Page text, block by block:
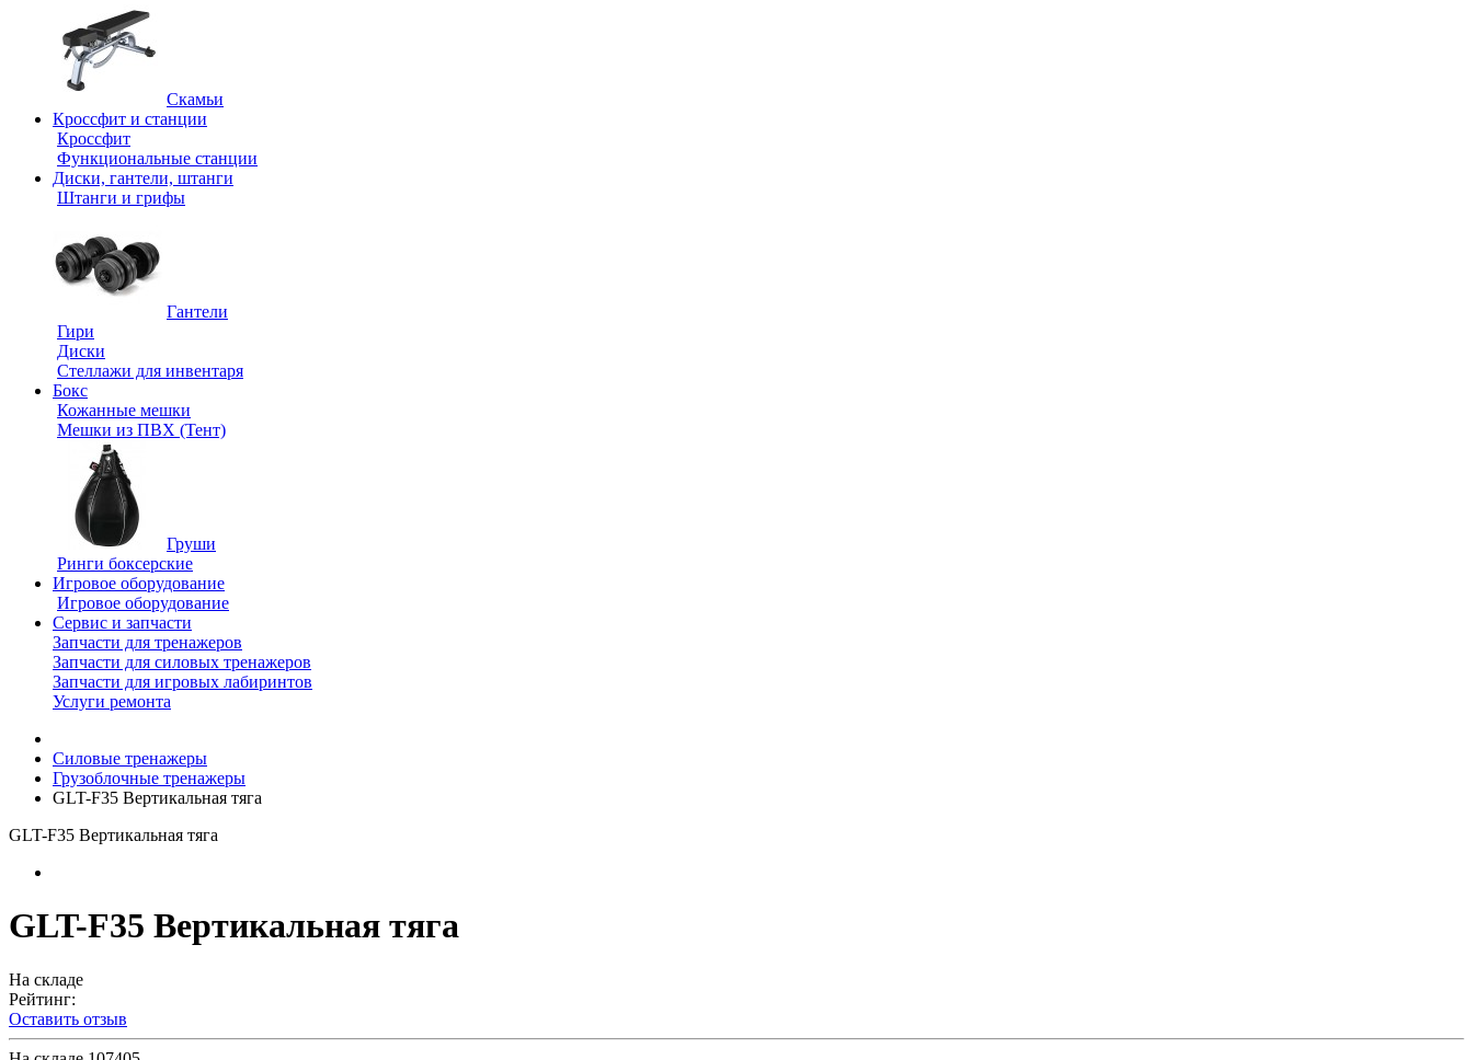
Скамьи
Кроссфит и станции
Кроссфит
Функциональные станции
Диски, гантели, штанги
Штанги и грифы
Гантели
Гири
Диски
Стеллажи для инвентаря
Бокс
Кожанные мешки
Мешки из ПВХ (Тент)
Груши
Ринги боксерские
Игровое оборудование
Игровое оборудование
Сервис и запчасти
Запчасти для тренажеров
Запчасти для силовых тренажеров
Запчасти для игровых лабиринтов
Услуги ремонта
Силовые тренажеры
Грузоблочные тренажеры
GLT-F35 Вертикальная тяга
GLT-F35 Вертикальная тяга
GLT-F35 Вертикальная тяга
На складе
Рейтинг:
Оставить отзыв